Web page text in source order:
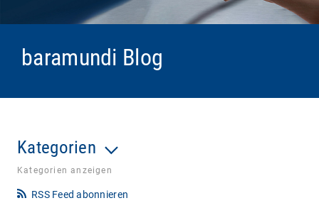
baramundi Blog
Kategorien
Kategorien anzeigen
RSS Feed abonnieren